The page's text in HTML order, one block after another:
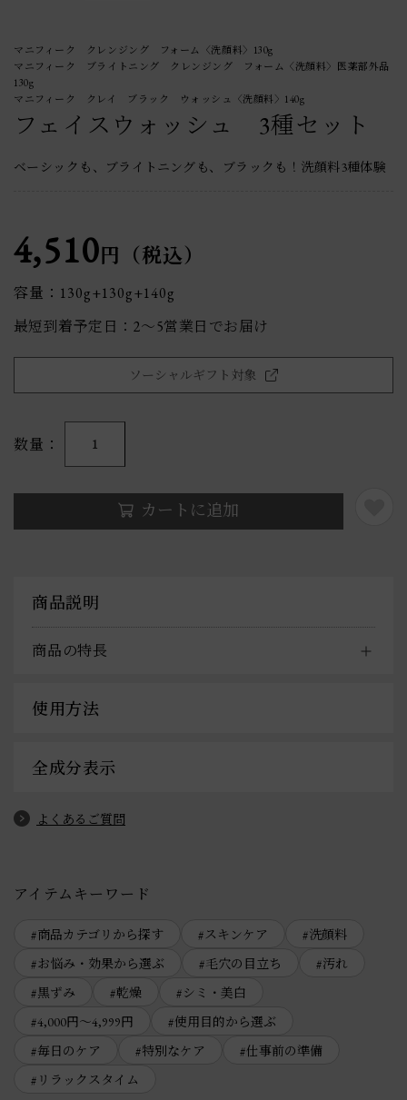
マニフィーク クレンジング フォーム〈洗顔料〉130g
マニフィーク ブライトニング クレンジング フォーム〈洗顔料〉医薬部外品
130g
マニフィーク クレイ ブラック ウォッシュ〈洗顔料〉140g
フェイスウォッシュ 3種セット
ベーシックも、ブライトニングも、ブラックも！洗顔料3種体験
4,510円（税込）
容量：130g+130g+140g
最短到着予定日：2〜5営業日でお届け
ソーシャルギフト対象
数量 1
カートに追加
商品説明
商品の特長
使用方法
全成分表示
よくあるご質問
アイテムキーワード
商品カテゴリから探す スキンケア
洗顔料
お悩み・効果から選ぶ
毛穴の目立ち
汚れ
黒ずみ
乾燥
シミ・美白
4,000円～4,999円
使用目的から選ぶ
毎日のケア
特別なケア
仕事前の準備
リラックスタイム